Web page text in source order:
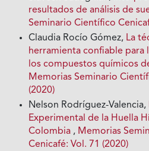
resultados de análisis de
Seminario Científico
Claudia Rocío Gómez, La
herramienta confiable para
los compuestos químicos
Memorias Seminario
(2020)
Nelson Rodríguez-Valencia,
Experimental de la Huella
Colombia , Memorias
Cenicafé: Vol. 71 (2020)